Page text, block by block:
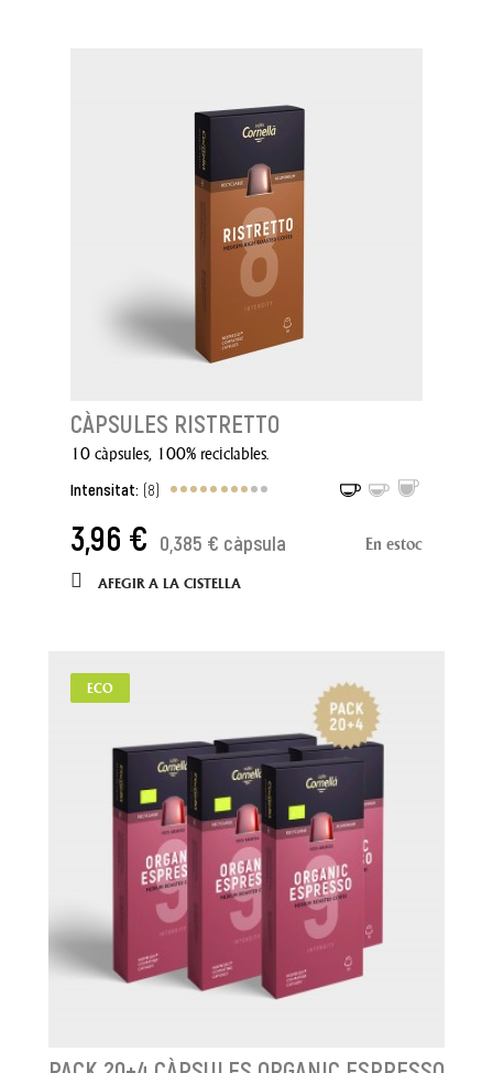
CÀPSULES RISTRETTO
10 càpsules, 100% reciclables.
Intensitat: (8)
3,96 € 0,385 € càpsula En estoc
AFEGIR A LA CISTELLA
ECO